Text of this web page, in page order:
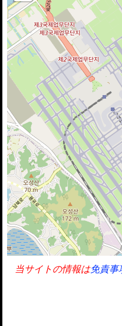
当サイトの情報は免責事